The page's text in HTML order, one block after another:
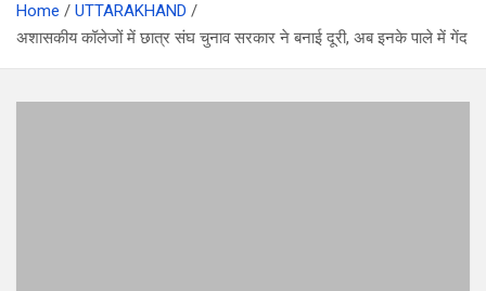
Home
UTTARAKHAND
अशासकीय कॉलेजों में छात्र संघ चुनाव सरकार ने बनाई दूरी, अब इनके पाले में गेंद